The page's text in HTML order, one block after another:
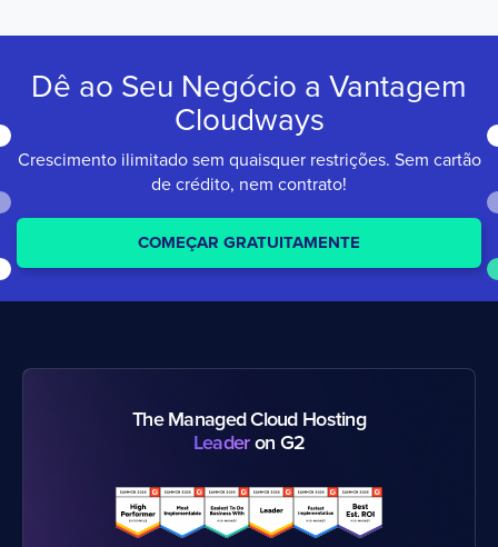
Dê ao Seu Negócio a Vantagem
Cloudways
Crescimento ilimitado sem quaisquer restrições. Sem cartão
de crédito, nem contrato!
COMEÇAR GRATUITAMENTE
The Managed Cloud Hosting
Leaderon G2